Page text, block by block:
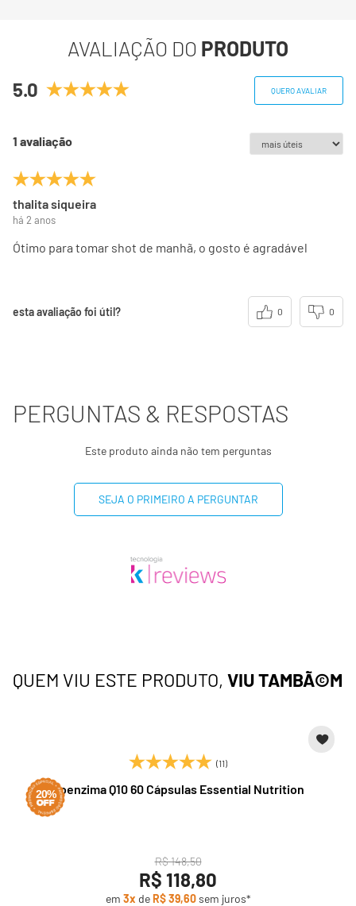
26mg 0%
(*) Valores diários com base em uma dieta de 2000kcal ou
AVALIAÇÃO DO PRODUTO
5.0 QUERO AVALIAR
1 avaliação
thalita siqueira
há 2 anos
Ótimo para tomar shot de manhã, o gosto é agradável
esta avaliação foi útil? 0 0
PERGUNTAS & RESPOSTAS
Este produto ainda não tem perguntas
SEJA O PRIMEIRO A PERGUNTAR
QUEM VIU ESTE PRODUTO, VIU TAMBÃ©M
20%
(11)
Coenzima Q10 60 Cápsulas Essential Nutrition
R$ 148,50
R$ 118,80
em 3x deR$ 39,60sem juros*